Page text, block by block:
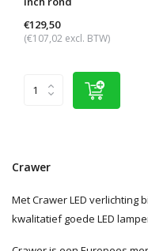
€129,50
(€107,02 excl. BTW)
Crawer
Met Crawer LED verlichting
kwalitatief goede LED